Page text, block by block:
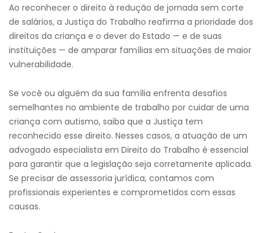
Ao reconhecer o direito à redução de jornada sem corte
de salários, a Justiça do Trabalho reafirma a prioridade dos
direitos da criança e o dever do Estado — e de suas
instituições — de amparar famílias em situações de maior
vulnerabilidade.
Se você ou alguém da sua família enfrenta desafios
semelhantes no ambiente de trabalho por cuidar de uma
criança com autismo, saiba que a Justiça tem
reconhecido esse direito. Nesses casos, a atuação de um
advogado especialista em Direito do Trabalho é essencial
para garantir que a legislação seja corretamente aplicada.
Se precisar de assessoria jurídica, contamos com
profissionais experientes e comprometidos com essas
causas.